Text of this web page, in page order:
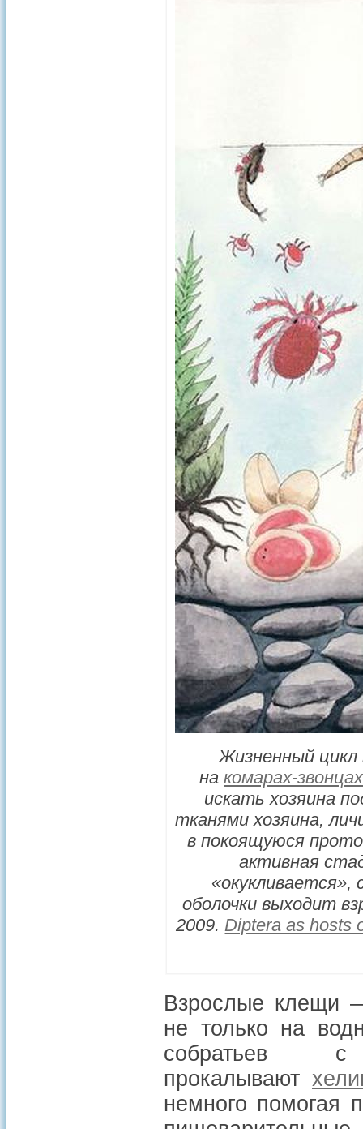
Жизненный цикл
на комарах-звонцах
искать хозяина
тканями хозяина,
в покоящуюся
активная
оболочки выходит
2009.Diptera as hosts
Взрослые клещи
не только на
собратьев
прокалывают
немного помогая